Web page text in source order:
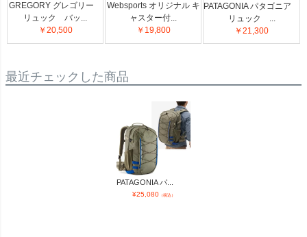
GREGORY グレゴリー
リュック バッ...
￥20,500
Websports オリジナル キ
ャスター付...
￥19,800
PATAGONIA パタゴニア
リュック ...
￥21,300
最近チェックした商品
PATAGONIA パ...
¥25,080（税込）